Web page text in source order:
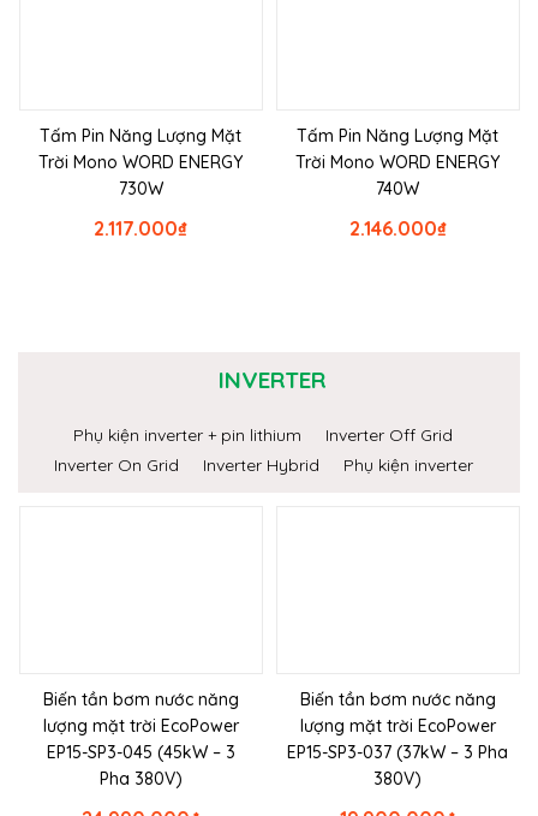
Tấm Pin Năng Lượng Mặt
Trời Mono WORD ENERGY
730W
₫
2.117.000
Tấm Pin Năng Lượng Mặt
Trời Mono WORD ENERGY
740W
₫
2.146.000
INVERTER
Phụ kiện inverter + pin lithium
Inverter Off Grid
Inverter On Grid
Inverter Hybrid Phụ kiện inverter
Biến tần bơm nước năng
lượng mặt trời EcoPower
EP15-SP3-045 (45kW – 3
Pha 380V)
Biến tần bơm nước năng
lượng mặt trời EcoPower
EP15-SP3-037 (37kW – 3 Pha
380V)